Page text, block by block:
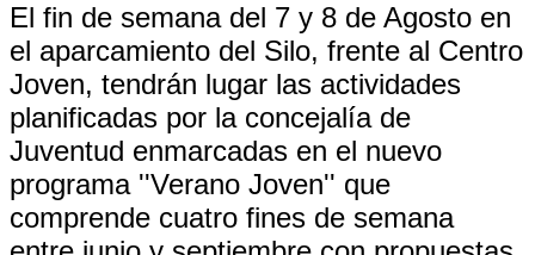
El fin de semana del 7 y 8 de Agosto en
el aparcamiento del Silo, frente al Centro
Joven, tendrán lugar las actividades
planificadas por la concejalía de
Juventud enmarcadas en el nuevo
programa ''Verano Joven'' que
comprende cuatro fines de semana